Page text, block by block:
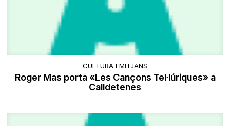
CULTURA I MITJANS
Roger Mas porta «Les Cançons Tel·lúriques» a
Calldetenes